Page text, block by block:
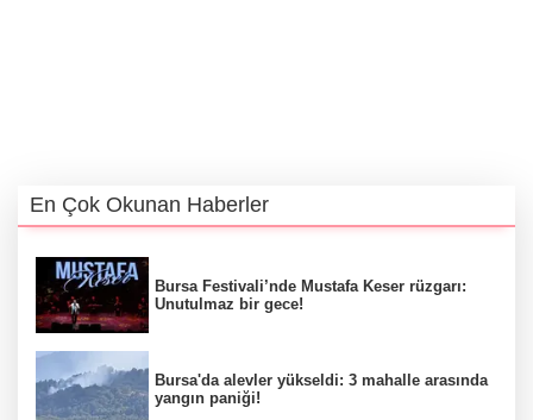
En Çok Okunan Haberler
Bursa Festivali’nde Mustafa Keser rüzgarı:
Unutulmaz bir gece!
Bursa'da alevler yükseldi: 3 mahalle arasında
yangın paniği!